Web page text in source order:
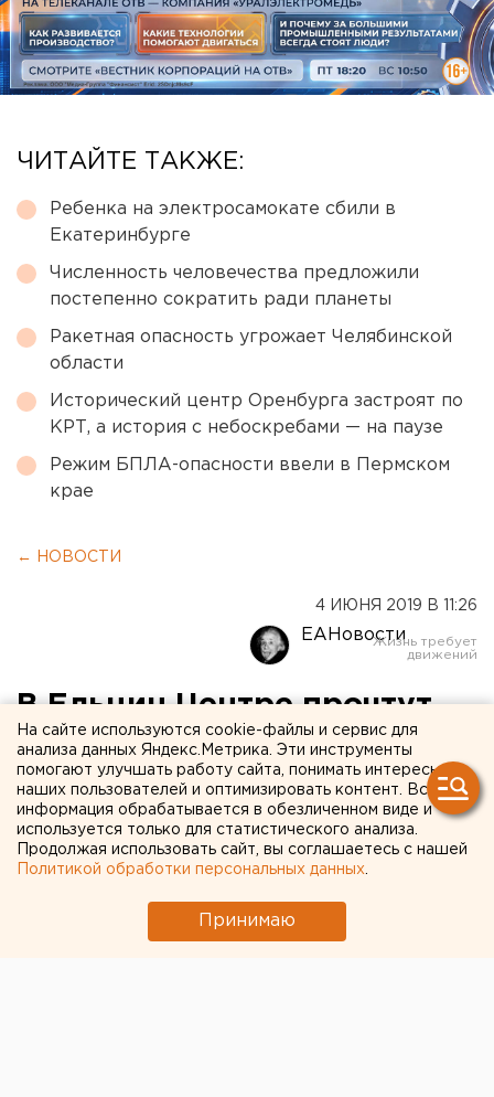
ЧИТАЙТЕ ТАКЖЕ:
Ребенка на электросамокате сбили в
Екатеринбурге
Численность человечества предложили
постепенно сократить ради планеты
Ракетная опасность угрожает Челябинской
области
Исторический центр Оренбурга застроят по
КРТ, а история с небоскребами — на паузе
Режим БПЛА-опасности ввели в Пермском
крае
← НОВОСТИ
4 ИЮНЯ 2019 В 11:26
ЕАНовости
В Ельцин Центре прочтут
лекции о немецкой
демократии
На сайте используются cookie-файлы и сервис для
анализа данных Яндекс.Метрика. Эти инструменты
помогают улучшать работу сайта, понимать интересы
наших пользователей и оптимизировать контент. Вся
информация обрабатывается в обезличенном виде и
используется только для статистического анализа.
Продолжая использовать сайт, вы соглашаетесь с нашей
Политикой обработки персональных данных
Принимаю